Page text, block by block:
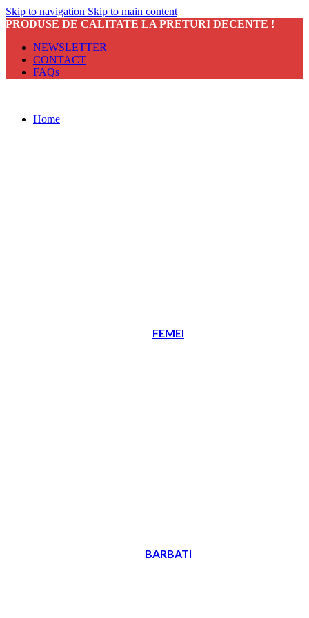
Skip to navigation Skip to main content
PRODUSE DE CALITATE LA PRETURI DECENTE !
NEWSLETTER
CONTACT
FAQs
Home
FEMEI
BARBATI